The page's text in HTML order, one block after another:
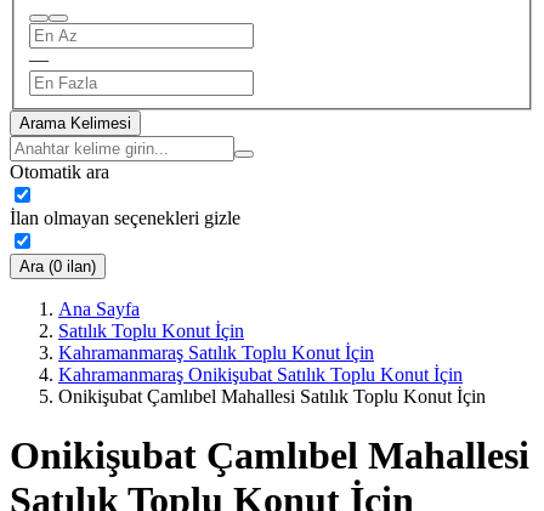
—
Arama Kelimesi
Otomatik ara
İlan olmayan seçenekleri gizle
Ara (0 ilan)
Ana Sayfa
Satılık Toplu Konut İçin
Kahramanmaraş Satılık Toplu Konut İçin
Kahramanmaraş Onikişubat Satılık Toplu Konut İçin
Onikişubat Çamlıbel Mahallesi Satılık Toplu Konut İçin
Onikişubat Çamlıbel Mahallesi
Satılık Toplu Konut İçin